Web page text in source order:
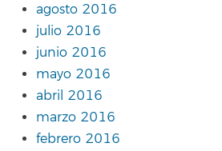
agosto 2016
julio 2016
junio 2016
mayo 2016
abril 2016
marzo 2016
febrero 2016